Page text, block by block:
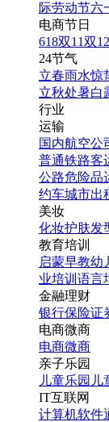
际劳动节六
电商节日
618双11双12
24节气
立春雨水惊
立秋处暑白
行业
运输
国内航空公
普通铁路客
公路危险品
约车城市出
美妆
化妆护肤发
教育培训
启蒙早教幼
业培训 语言
金融理财
银行保险证
电商微商
电商微商
亲子乐园
儿童乐园 儿
IT互联网
计算机软件